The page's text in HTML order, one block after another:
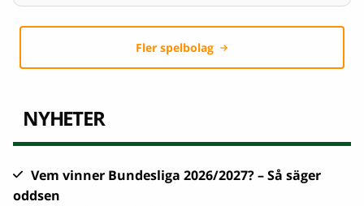
Fler spelbolag
NYHETER
Vem vinner Bundesliga 2026/2027? – Så säger
oddsen